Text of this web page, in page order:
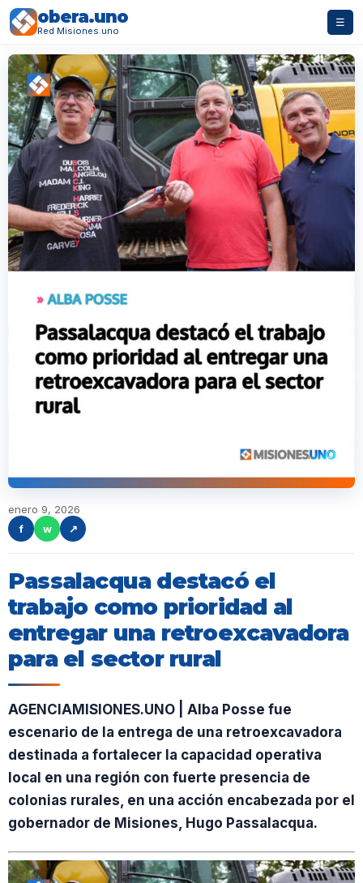
obera.uno
Red Misiones.uno
☰
enero 9, 2026
f
w ↗
Passalacqua destacó el
trabajo como prioridad al
entregar una retroexcavadora
para el sector rural
AGENCIAMISIONES.UNO | Alba Posse fue
escenario de la entrega de una retroexcavadora
destinada a fortalecer la capacidad operativa
local en una región con fuerte presencia de
colonias rurales, en una acción encabezada por el
gobernador de Misiones, Hugo Passalacqua.